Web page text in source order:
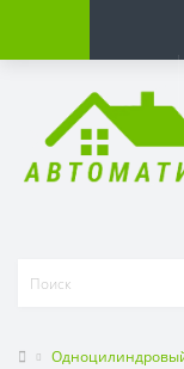
Одноцилиндровый